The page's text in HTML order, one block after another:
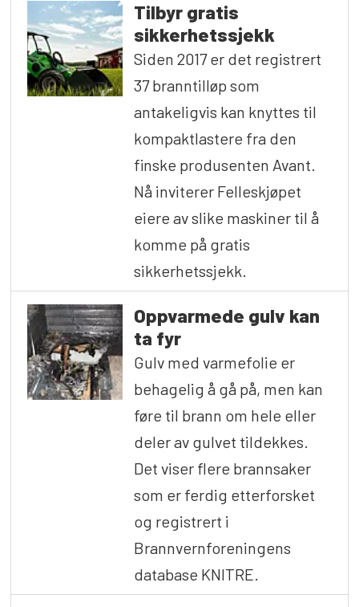
Tilbyr gratis
sikkerhetssjekk
Siden 2017 er det registrert
37 branntilløp som
antakeligvis kan knyttes til
kompaktlastere fra den
finske produsenten Avant.
Nå inviterer Felleskjøpet
eiere av slike maskiner til å
komme på gratis
sikkerhetssjekk.
Oppvarmede gulv kan
ta fyr
Gulv med varmefolie er
behagelig å gå på, men kan
føre til brann om hele eller
deler av gulvet tildekkes.
Det viser flere brannsaker
som er ferdig etterforsket
og registrert i
Brannvernforeningens
database KNITRE.